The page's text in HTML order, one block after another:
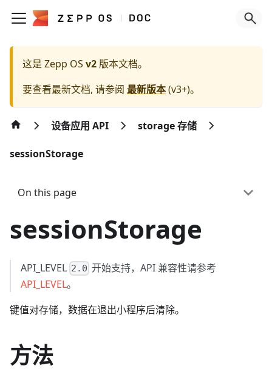
这是 Zepp OS v2 版本文档。
要查看最新文档, 请参阅 最新版本(v3+)。
设备应用 API storage 存储
sessionStorage
On this page
sessionStorage
API_LEVEL 2.0 开始支持，API 兼容性请参考
API_LEVEL。
键值对存储，数据在退出小程序后清除。
方法